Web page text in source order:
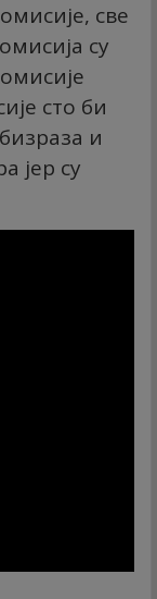
све
су
сто би
и
јер су